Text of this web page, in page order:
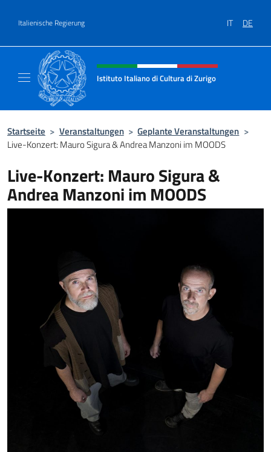
Italienische Regierung IT DE
Header-Site, Social und Menü
Istituto Italiano di Cultura di Zurigo
Startseite > Veranstaltungen > Geplante Veranstaltungen >
Live-Konzert: Mauro Sigura & Andrea Manzoni im MOODS
Live-Konzert: Mauro Sigura &
Andrea Manzoni im MOODS